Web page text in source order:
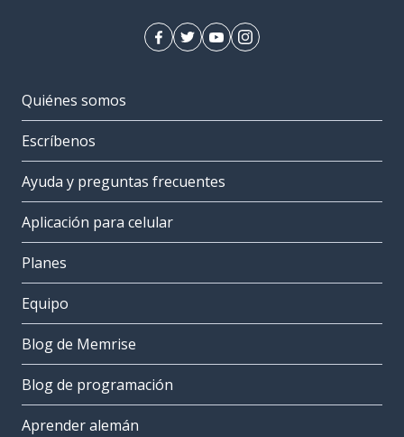
Quiénes somos
Escríbenos
Ayuda y preguntas frecuentes
Aplicación para celular
Planes
Equipo
Blog de Memrise
Blog de programación
Aprender alemán